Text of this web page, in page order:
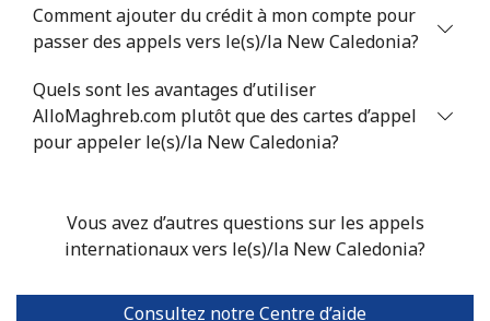
Norfolk Island
All country ⁦200.9¢⁩ 2 min pour ⁦$5⁩
North Korea
Comment ajouter du crédit à mon compte pour
passer des appels vers le(s)/la New Caledonia?
Quels sont les avantages d’utiliser
AlloMaghreb.com plutôt que des cartes d’appel
pour appeler le(s)/la New Caledonia?
Vous avez d’autres questions sur les appels
internationaux vers le(s)/la New Caledonia?
Consultez notre Centre d’aide